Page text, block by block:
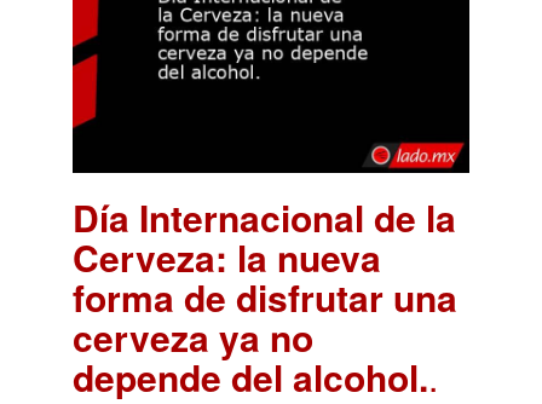
Día Internacional de la
Cerveza: la nueva
forma de disfrutar una
cerveza ya no
depende del alcohol..